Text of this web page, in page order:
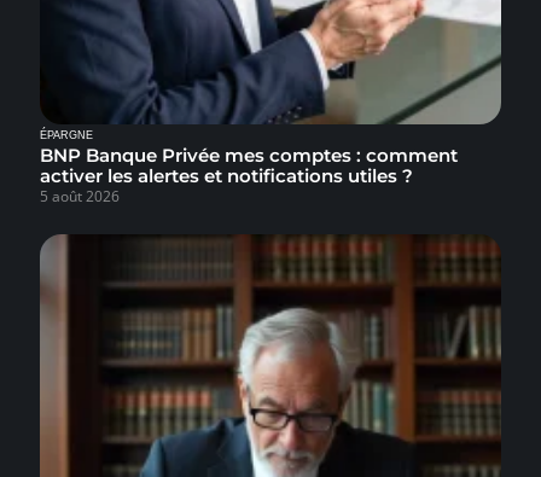
ÉPARGNE
BNP Banque Privée mes comptes : comment
activer les alertes et notifications utiles ?
5 août 2026